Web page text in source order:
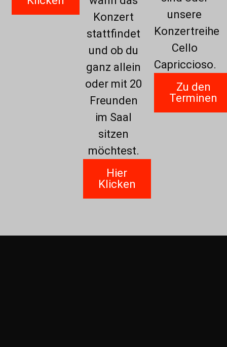
Konzert
stattfindet
und ob du
ganz allein
oder mit 20
Freunden
im Saal
sitzen
möchtest.
Hier
Klicken
unsere
Konzertreihe
Cello
Capriccioso.
Zu den
Terminen